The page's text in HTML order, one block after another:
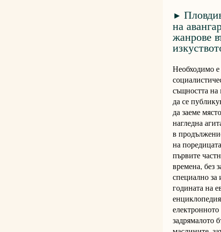
►
на
жанрове
Необходимо е
същността на
да се
да заеме
нагледна
в
на
първите
времена, без
специално за
годината на
задрямалото